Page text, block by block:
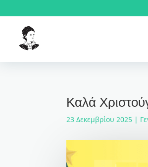
Καλά
23 Δεκεμβρίου 2025 |